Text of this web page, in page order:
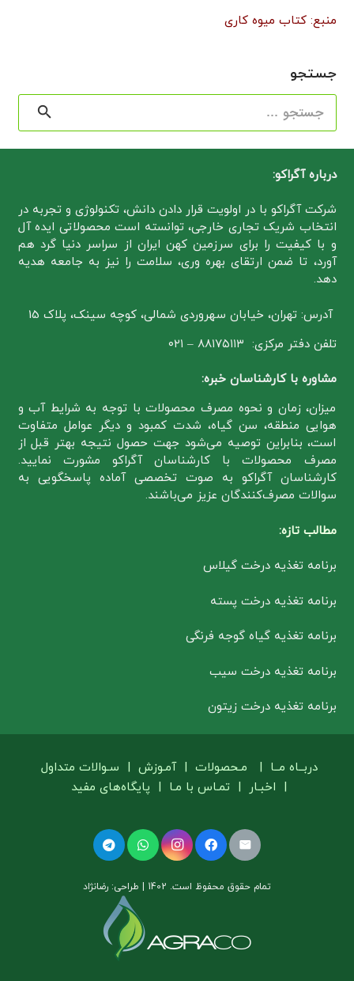
منبع: کتاب میوه کاری
جستجو
جستجو
برای:
درباره آگراکو:
شرکت آگراکو با در اولویت قرار دادن دانش، تکنولوژی و تجربه در
انتخاب شریک تجاری خارجی، توانسته است محصولاتی ایده آل
و با کیفیت را برای سرزمین کهن ایران از سراسر دنیا گرد هم
آورد، تا ضمن ارتقای بهره وری، سلامت را نیز به جامعه هدیه
دهد.
آدرس: تهران، خیابان سهروردی شمالی، کوچه سینک، پلاک 15
تلفن دفتر مرکزی: ۸۸۱۷۵۱۱۳ – ۰۲۱
مشاوره با کارشناسان خبره:
میزان، زمان و نحوه مصرف محصولات با توجه به شرایط آب و
هوایی منطقه، سن گیاه، شدت کمبود و دیگر عوامل متفاوت
است، بنابراین توصیه می‌شود جهت حصول نتیجه بهتر قبل از
مصرف محصولات با کارشناسان آگراکو مشورت نمایید.
کارشناسان آگراکو به صوت تخصصی آماده پاسخگویی به
سوالات مصرف‌کنندگان عزیز می‌باشند.
مطالب تازه:
برنامه تغذیه درخت گیلاس
برنامه تغذیه درخت پسته
برنامه تغذیه گیاه گوجه فرنگی
برنامه تغذیه درخت سیب
برنامه تغذیه درخت زیتون
دربــاه مــا | مـحصولات |آمـوزش | سـوالات متداول
| اخبـار | تمـاس با مـا | پایگاه‌های مفید
تمام حقوق محفوظ است. 1402 | طراحی: رضانژاد